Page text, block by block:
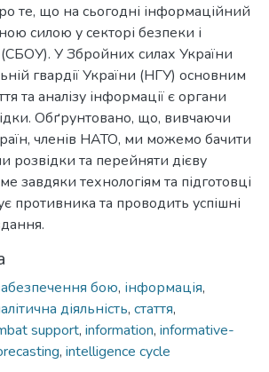
те, що на сьогодні інформаційний
силою у секторі безпеки і
У Збройних силах України
гвардії України (НГУ) основним
та аналізу інформації є органи
Обґрунтовано, що, вивчаючи
членів НАТО, ми можемо бачити
розвідки та перейняти дієву
завдяки технологіям та підготовці
противника та проводить успішні
бою, інформація,
діяльність, стаття,
support, information, informative-
, intelligence cycle